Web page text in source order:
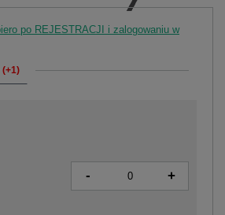
po REJESTRACJI i zalogowaniu w
- +